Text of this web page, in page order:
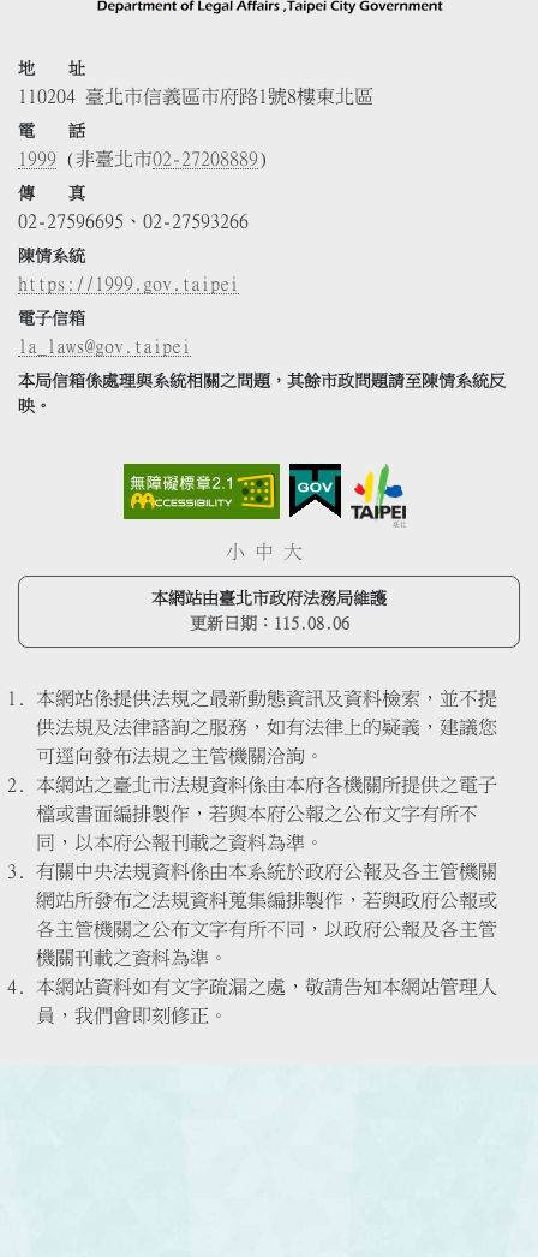
地 址
110204 臺北市信義區市府路1號8樓東北區
電 話
1999 (非臺北市02-27208889)
傳 真
02-27596695、02-27593266
陳情系統
https://1999.gov.taipei
電子信箱
la_laws@gov.taipei
本局信箱係處理與系統相關之問題，其餘市政問題請至陳情系統反
映。
小 中 大
本網站由臺北市政府法務局維護
更新日期： 115.08.06
本網站係提供法規之最新動態資訊及資料檢索，並不提
供法規及法律諮詢之服務，如有法律上的疑義，建議您
可逕向發布法規之主管機關洽詢。
本網站之臺北市法規資料係由本府各機關所提供之電子
檔或書面編排製作，若與本府公報之公布文字有所不
同，以本府公報刊載之資料為準。
有關中央法規資料係由本系統於政府公報及各主管機關
網站所發布之法規資料蒐集編排製作，若與政府公報或
各主管機關之公布文字有所不同，以政府公報及各主管
機關刊載之資料為準。
本網站資料如有文字疏漏之處，敬請告知本網站管理人
員，我們會即刻修正。